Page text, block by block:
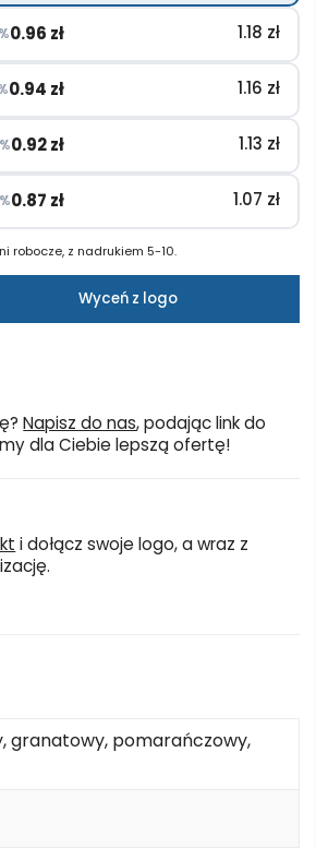
0.96 zł 1.18 zł
0.94 zł 1.16 zł
0.92zł 1.13 zł
0.87 zł 1.07 zł
robocze, z nadrukiem 5-10.
Wyceń z logo
Napisz do nas, podając link do
dla Ciebie lepszą ofertę!
i dołącz swoje logo, a wraz z
granatowy, pomarańczowy,